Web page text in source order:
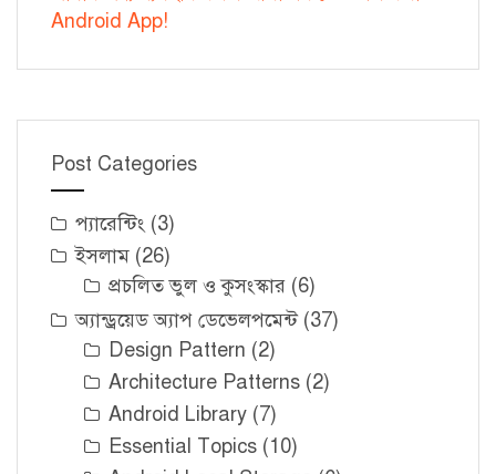
Android App!
Post Categories
প্যারেন্টিং (3)
ইসলাম (26)
প্রচলিত ভুল ও কুসংস্কার (6)
অ্যান্ড্রয়েড অ্যাপ ডেভেলপমেন্ট(37)
Design Pattern (2)
Architecture Patterns (2)
Android Library (7)
Essential Topics (10)